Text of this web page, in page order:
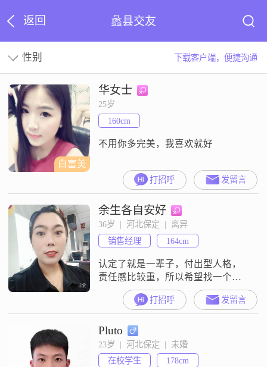
返回 蠡县交友
性别 下载客户端，便捷沟通
白富美
华女士
25岁
160cm
不用你多完美，我喜欢就好
打招呼 发留言
余生各自安好
36岁  |  河北保定  |  离异
销售经理
164cm
认定了就是一辈子，付出型人格，
责任感比较重，所以希望找一个疼
我的人，希望我们可以一起旅游，
一起健身，一起做饭，也能一起照
顾老人和孩子。你可以没有很多
钱，但是你得有为我花钱的态度，
我认为挣钱是能力与机遇的问题，
但是花钱是态度的问题。
打招呼 发留言
Pluto
23岁  |  河北保定  |  未婚
在校学生
178cm